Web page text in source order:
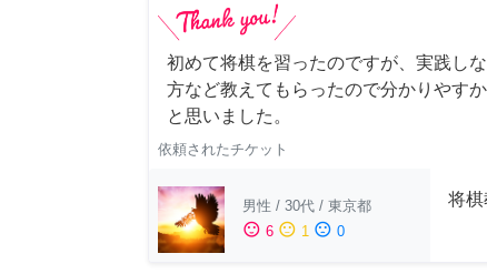
初めて将棋を習ったのですが、実践し
方など教えてもらったので分かりやす
と思いました。
依頼されたチケット
男性 / 30代 / 東京都
sentiment_satisfied 6 sentiment_neutral 1 sentiment_dissatisfied 0
将